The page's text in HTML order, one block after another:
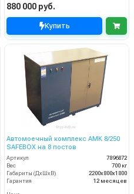
880 000 руб.
Купить
Автомоечный комплекс АМК 8/250
SAFEBOX на 8 постов
Артикул
7896872
Вес
700 кг
Габариты (ДхШхВ)
2200х800х1800
Гарантия
12 месяцев